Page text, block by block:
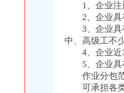
1、企业注
2、企业具有
3、企业具有
中、高级工不
4、企业近3
5、企业具
作业分包
可承担各类